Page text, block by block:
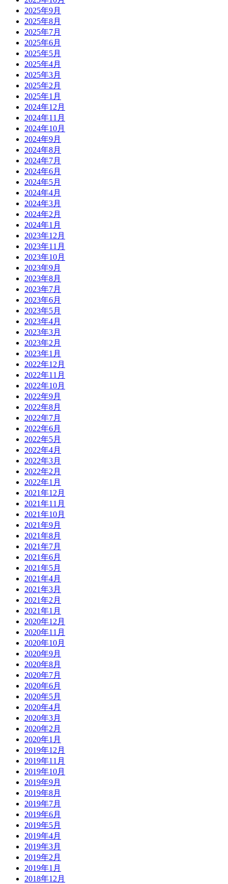
2025年9月
2025年8月
2025年7月
2025年6月
2025年5月
2025年4月
2025年3月
2025年2月
2025年1月
2024年12月
2024年11月
2024年10月
2024年9月
2024年8月
2024年7月
2024年6月
2024年5月
2024年4月
2024年3月
2024年2月
2024年1月
2023年12月
2023年11月
2023年10月
2023年9月
2023年8月
2023年7月
2023年6月
2023年5月
2023年4月
2023年3月
2023年2月
2023年1月
2022年12月
2022年11月
2022年10月
2022年9月
2022年8月
2022年7月
2022年6月
2022年5月
2022年4月
2022年3月
2022年2月
2022年1月
2021年12月
2021年11月
2021年10月
2021年9月
2021年8月
2021年7月
2021年6月
2021年5月
2021年4月
2021年3月
2021年2月
2021年1月
2020年12月
2020年11月
2020年10月
2020年9月
2020年8月
2020年7月
2020年6月
2020年5月
2020年4月
2020年3月
2020年2月
2020年1月
2019年12月
2019年11月
2019年10月
2019年9月
2019年8月
2019年7月
2019年6月
2019年5月
2019年4月
2019年3月
2019年2月
2019年1月
2018年12月